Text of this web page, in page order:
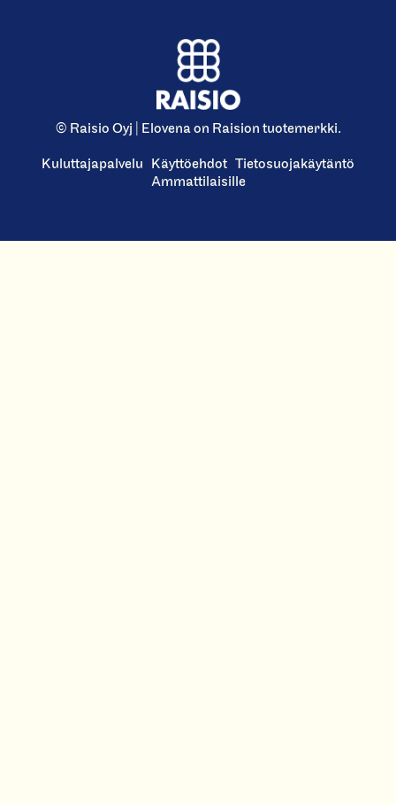
© Raisio Oyj | Elovena on Raision tuotemerkki.
Kuluttajapalvelu Käyttöehdot Tietosuojakäytäntö
Ammattilaisille